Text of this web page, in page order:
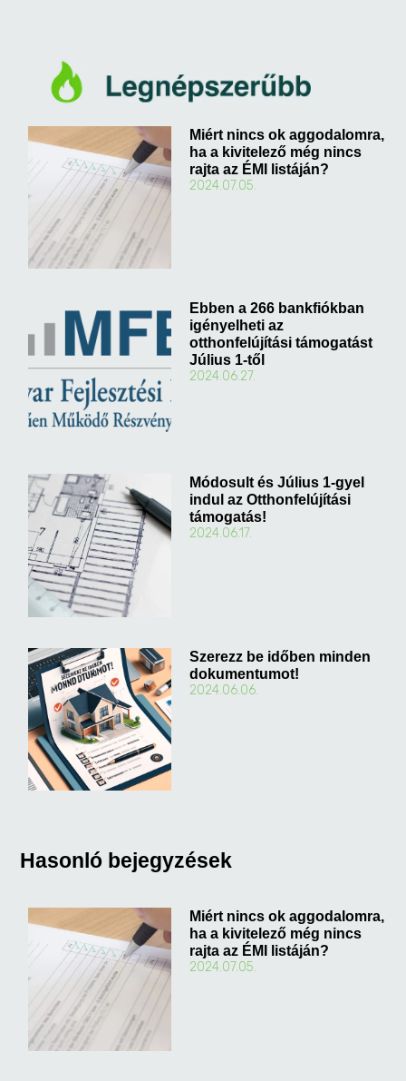
Miért nincs ok aggodalomra,
ha a kivitelező még nincs
rajta az ÉMI listáján?
2024.07.05.
Ebben a 266 bankfiókban
igényelheti az
otthonfelújítási támogatást
Július 1-től
2024.06.27.
Módosult és Július 1-gyel
indul az Otthonfelújítási
támogatás!
2024.06.17.
Szerezz be időben minden
dokumentumot!
2024.06.06.
Hasonló bejegyzések
Miért nincs ok aggodalomra,
ha a kivitelező még nincs
rajta az ÉMI listáján?
2024.07.05.